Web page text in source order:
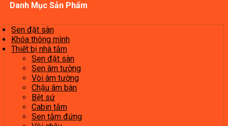
Danh Mục Sản Phẩm
Sen đặt sàn
Khóa thông mình
Thiết bị nhà tắm
Sen đặt sàn
Sen âm tường
Vòi âm tường
Chậu âm bàn
Bệt sứ
Cabin tắm
Sen tắm đứng